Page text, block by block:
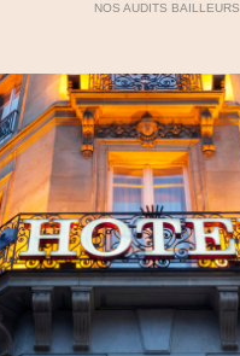
NOS AUDITS BAILLEURS